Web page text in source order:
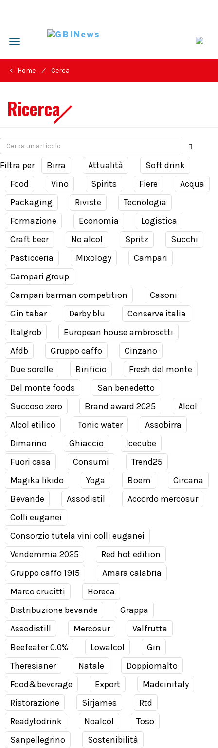
Toggle
< Home / Cerca
Ricerca
Filtra per Birra Attualità
Soft drink
Food
Vino Spirits Fiere
Acqua
Packaging
Riviste
Tecnologia
Formazione
Economia
Logistica
Craft beer
No alcol Spritz
Succhi
Pasticceria
Mixology
Campari
Campari group
Campari barman competition
Casoni
Gin tabar
Derby blu
Conserve italia
Italgrob
European house ambrosetti
Afdb
Gruppo caffo
Cinzano
Due sorelle
Birificio
Fresh del monte
Del monte foods
San benedetto
Succoso zero
Brand award 2025
Alcol
Alcol etilico
Tonic water
Assobirra
Dimarino
Ghiaccio
Icecube
Fuori casa
Consumi
Trend25
Magika likido
Yoga Boem
Circana
Bevande
Assodistil
Accordo mercosur
Colli euganei
Consorzio tutela vini colli euganei
Vendemmia 2025
Red hot edition
Gruppo caffo 1915
Amara calabria
Marco crucitti
Horeca
Distribuzione bevande
Grappa
Assodistill
Mercosur
Valfrutta
Beefeater 0.0%
Lowalcol
Gin
Theresianer
Natale
Doppiomalto
Food&beverage
Export
Madeinitaly
Ristorazione
Sirjames
Rtd
Readytodrink
Noalcol
Toso
Sanpellegrino
Sostenibilità